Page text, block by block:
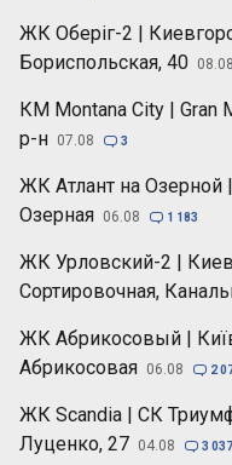
ЖК Оберіг-2 |
Бориспольская, 40 08.08
КМ Montana City | Gran
р-н 07.08  3
ЖК Атлант на Озерной
Озерная 06.08  1 183
ЖК Урловский-2 |
Сортировочная,
ЖК Абрикосовый |
Абрикосовая 06.08  2
ЖК Scandia | СК
Луценко, 27 04.08  3 037